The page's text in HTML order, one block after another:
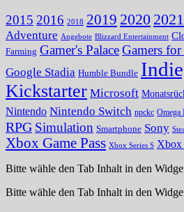
2015 2016 2018 2019 2020 2021
Adventure Angebote Blizzard Entertainment
Farming Gamer's PalaceGamers
Google Stadia Humble Bundle
Kickstarter Microsoft
Nintendo Nintendo Switch npckc Omega
RPG Simulation Smartphone Sony
Xbox Game Pass Xbox Series S Xbox
Bitte wähle den Tab Inhalt in den
Bitte wähle den Tab Inhalt in den